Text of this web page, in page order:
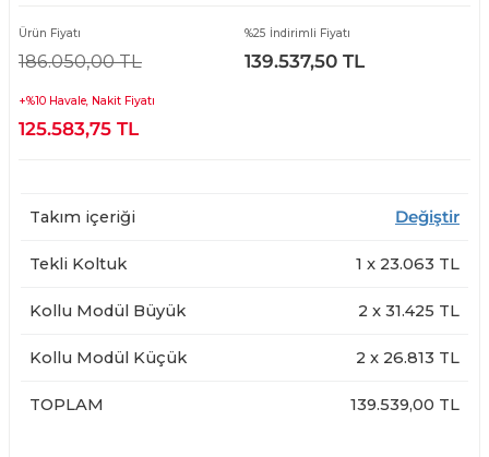
Ürün Fiyatı
186.050,00 TL
%25 İndirimli Fiyatı
139.537,50 TL
+%10 Havale, Nakit Fiyatı
125.583,75 TL
Takım içeriği Değiştir
Tekli Koltuk 1 x 23.063 TL
Kollu Modül Büyük 2 x 31.425 TL
Kollu Modül Küçük 2 x 26.813 TL
TOPLAM 139.539,00 TL